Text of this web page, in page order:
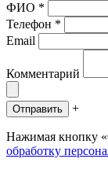
ФИО *
Телефон *
Email
Комментарий
Отправить +
Нажимая кнопку
обработку